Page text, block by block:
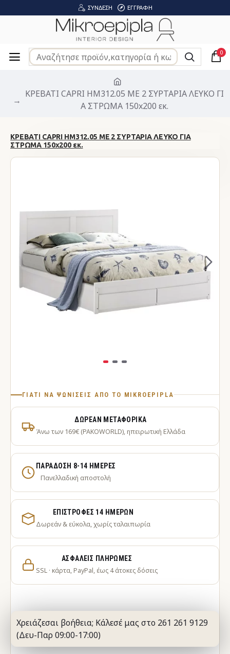
ΣΎΝΔΕΣΗ ΕΓΓΡΑΦΉ
0
ΚΡΕΒΑΤΙ CAPRI HM312.05 ΜΕ 2 ΣΥΡΤΑΡΙΑ ΛΕΥΚΟ ΓΙ
Α ΣΤΡΩΜΑ 150x200 εκ.
ΚΡΕΒΑΤΙ CAPRI HM312.05 ΜΕ 2 ΣΥΡΤΑΡΙΑ ΛΕΥΚΟ ΓΙΑ
ΣΤΡΩΜΑ 150x200 εκ.
ΓΙΑΤΊ ΝΑ ΨΩΝΊΣΕΙΣ ΑΠΌ ΤΟ MIKROEPIPLA
ΔΩΡΕΆΝ ΜΕΤΑΦΟΡΙΚΆ
Άνω των 169€ (PAKOWORLD), ηπειρωτική Ελλάδα
ΠΑΡΆΔΟΣΗ 8-14 ΗΜΈΡΕΣ
Πανελλαδική αποστολή
ΕΠΙΣΤΡΟΦΈΣ 14 ΗΜΕΡΏΝ
Δωρεάν & εύκολα, χωρίς ταλαιπωρία
ΑΣΦΑΛΕΊΣ ΠΛΗΡΩΜΈΣ
SSL · κάρτα, PayPal, έως 4 άτοκες δόσεις
Χρειάζεσαι βοήθεια; Κάλεσέ μας στο 261 261 9129
(Δευ-Παρ 09:00-17:00)